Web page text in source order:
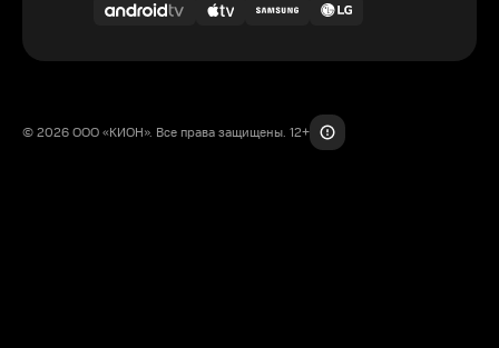
© 2026 ООО «КИОН». Все права защищены. 12+